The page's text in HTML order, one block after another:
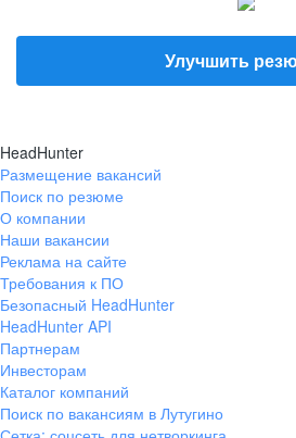
Улучшить
HeadHunter
Размещение вакансий
Поиск по резюме
О компании
Наши вакансии
Реклама на сайте
Требования к ПО
Безопасный HeadHunter
HeadHunter API
Партнерам
Инвесторам
Каталог компаний
Поиск по вакансиям в Лутугино